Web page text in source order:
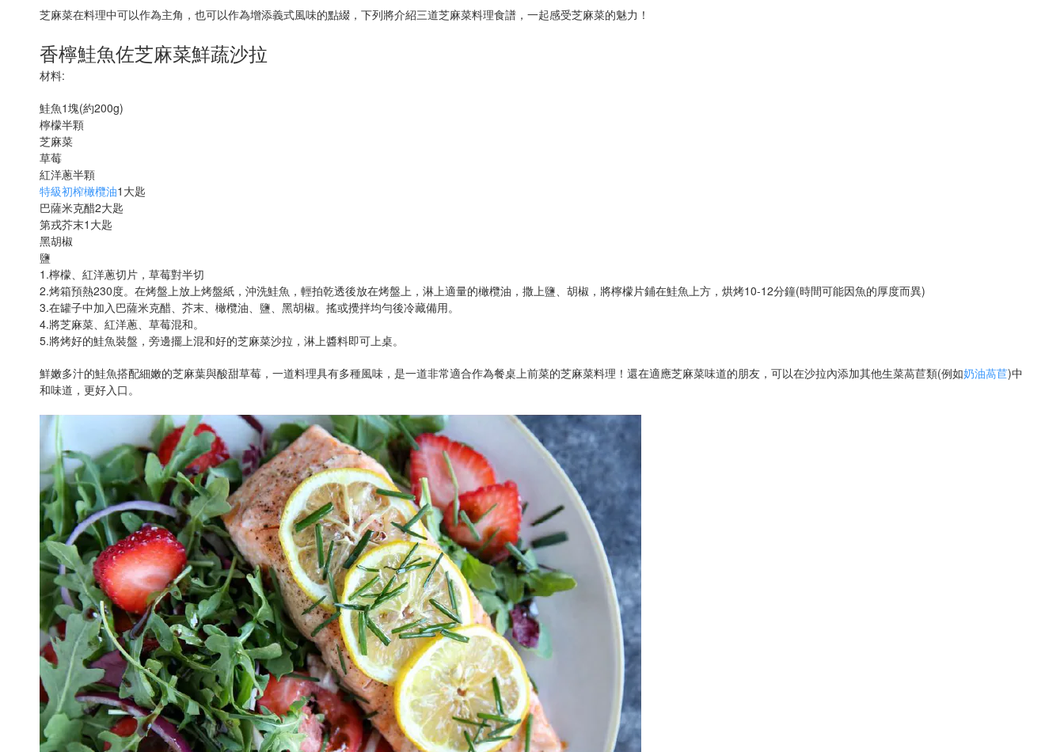
芝麻菜在料理中可以作為主角，也可以作為增添義式風味的點綴，下列將介紹三道芝麻菜料理食譜，一起感受芝麻菜的魅力！
香檸鮭魚佐芝麻菜鮮蔬沙拉
材料:
鮭魚1塊(約200g)
檸檬半顆
芝麻菜
草莓
紅洋蔥半顆
特級初榨橄欖油1大匙
巴薩米克醋2大匙
第戎芥末1大匙
黑胡椒
鹽
1.檸檬、紅洋蔥切片，草莓對半切
2.烤箱預熱230度。在烤盤上放上烤盤紙，沖洗鮭魚，輕拍乾透後放在烤盤上，淋上適量的橄欖油，撒上鹽、胡椒，將檸檬片鋪在鮭魚上方，烘烤10-12分鐘(時間可能因魚的厚度而異)
3.在罐子中加入巴薩米克醋、芥末、橄欖油、鹽、黑胡椒。搖或攪拌均勻後冷藏備用。
4.將芝麻菜、紅洋蔥、草莓混和。
5.將烤好的鮭魚裝盤，旁邊擺上混和好的芝麻菜沙拉，淋上醬料即可上桌。
鮮嫩多汁的鮭魚搭配細嫩的芝麻葉與酸甜草莓，一道料理具有多種風味，是一道非常適合作為餐桌上前菜的芝麻菜料理！還在適應芝麻菜味道的朋友，可以在沙拉內添加其他生菜萵苣類(例如奶油萵苣)中
和味道，更好入口。